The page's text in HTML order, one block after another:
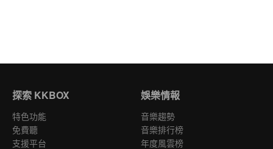
探索 KKBOX
特色功能
免費聽
支援平台
娛樂情報
音樂趨勢
音樂排行榜
年度風雲榜